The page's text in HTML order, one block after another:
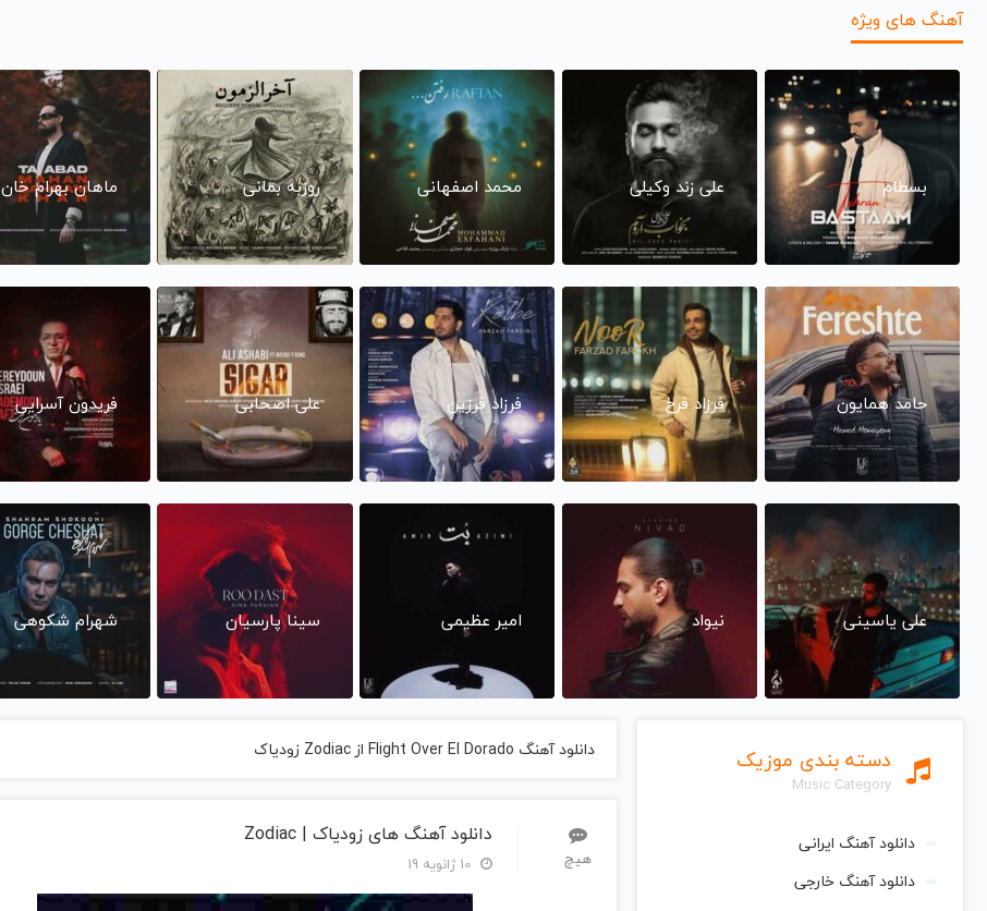
آهنگ های ویژه
بسطام علی زند وکیلی محمد اصفهانی روزبه بمانی ماهان بهرام خان
حامد همایون فرزاد فرخ فرزاد فرزین علی اصحابی فریدون آسرایی
علی یاسینی نیواد امیر عظیمی سینا پارسیان شهرام شکوهی
دسته بندی موزیک
Music Category
دانلود آهنگ ایرانی
دانلود آهنگ خارجی
دانلود آهنگ Flight Over El Dorado از Zodiac زودیاک
هیچ
دانلود آهنگ های زودیاک | Zodiac